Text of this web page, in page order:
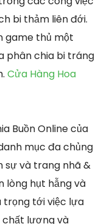
bi thảm liên đới.
game thủ một
phân chia bi tráng
Cửa Hàng Hoa
Buồn Online của
mục đa chủng
sự và trang nhã &
lòng hụt hẫng và
trọng tới việc lựa
chất lượng và